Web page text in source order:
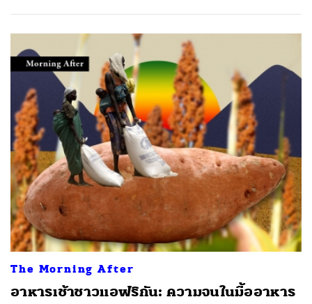
The Morning After
อาหารเช้าชาวแอฟริกัน: ความจนในมื้ออาหาร